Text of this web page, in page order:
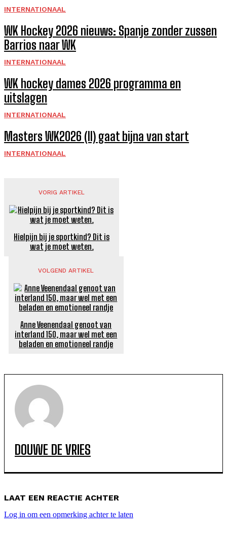
INTERNATIONAAL
WK Hockey 2026 nieuws: Spanje zonder zussen
Barrios naar WK
INTERNATIONAAL
WK hockey dames 2026 programma en
uitslagen
INTERNATIONAAL
Masters WK2026 (II) gaat bijna van start
INTERNATIONAAL
VORIG ARTIKEL
Hielpijn bij je sportkind? Dit is
wat je moet weten.
VOLGEND ARTIKEL
Anne Veenendaal genoot van
interland 150, maar wel met een
beladen en emotioneel randje
DOUWE DE VRIES
LAAT EEN REACTIE ACHTER
Log in om een opmerking achter te laten